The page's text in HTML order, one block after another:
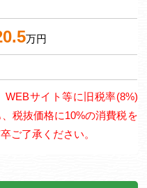
万円
サイト等に旧税率(8%)
税抜価格に10%の消費税を
ご了承ください。